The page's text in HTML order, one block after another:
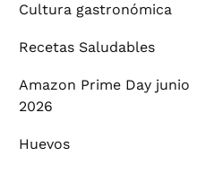
Cultura gastronómica
Recetas Saludables
Amazon Prime Day junio
2026
Huevos